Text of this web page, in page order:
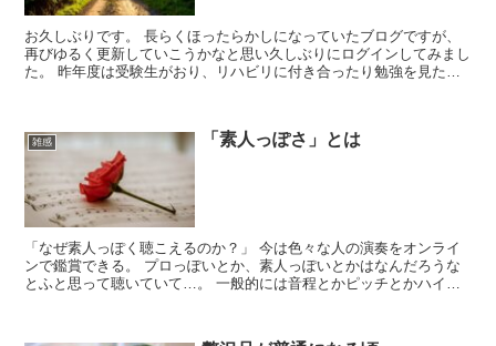
お久しぶりです。 長らくほったらかしになっていたブログですが、
再びゆるく更新していこうかなと思い久しぶりにログインしてみまし
た。 昨年度は受験生がおり、リハビリに付き合ったり勉強を見たり
雑感 「素人っぽさ」とは
「なぜ素人っぽく聴こえるのか？」 今は色々な人の演奏をオンライ
ンで鑑賞できる。 プロっぽいとか、素人っぽいとかはなんだろうな
とふと思って聴いていて…。 一般的には音程とかピッチとかハイラ